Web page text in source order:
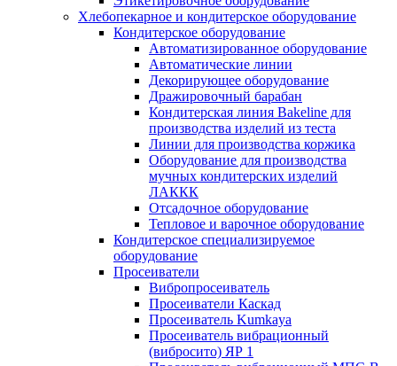
Хлебопекарное и кондитерское оборудование
Кондитерское оборудование
Автоматизированное оборудование
Автоматические линии
Декорирующее оборудование
Дражировочный барабан
Кондитерская линия Bakeline для
производства изделий из теста
Линии для производства коржика
Оборудование для производства
мучных кондитерских изделий
ЛАККК
Отсадочное оборудование
Тепловое и варочное оборудование
Кондитерское специализируемое
оборудование
Просеиватели
Вибропросеиватель
Просеиватели Каскад
Просеиватель Kumkaya
Просеиватель вибрационный
(вибросито) ЯР 1